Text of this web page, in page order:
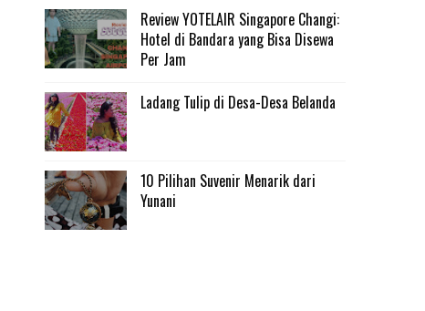
Review YOTELAIR Singapore Changi:
Hotel di Bandara yang Bisa Disewa
Per Jam
Ladang Tulip di Desa-Desa Belanda
10 Pilihan Suvenir Menarik dari
Yunani